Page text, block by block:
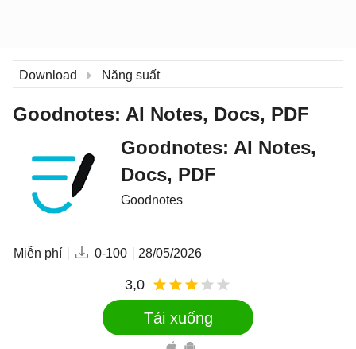
Download Năng suất
Goodnotes: AI Notes, Docs, PDF
Goodnotes: AI Notes,
Docs, PDF
Goodnotes
Miễn phí 0-100 28/05/2026
3,0
Tải xuống